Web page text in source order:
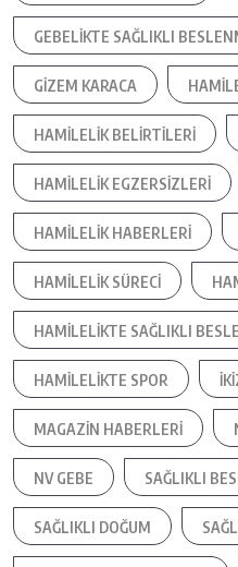
GEBELIKTE SAĞLIKLI
GIZEM KARACA
HAMILELIK BELIRTILERI
HAMILELIK EGZERSIZLERI
HAMILELIK HABERLERI
HAMILELIK SÜRECI
HAMILELIKTE SAĞLIKLI
HAMILELIKTE SPOR
MAGAZIN HABERLERI
NV GEBE SAĞLIKLI
SAĞLIKLI DOĞUM